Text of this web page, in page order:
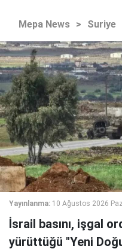
Mepa News > Suriye
Yayınlanma: 10 Ağustos 2026
İsrail basını, işgal
yürüttüğü "Yeni